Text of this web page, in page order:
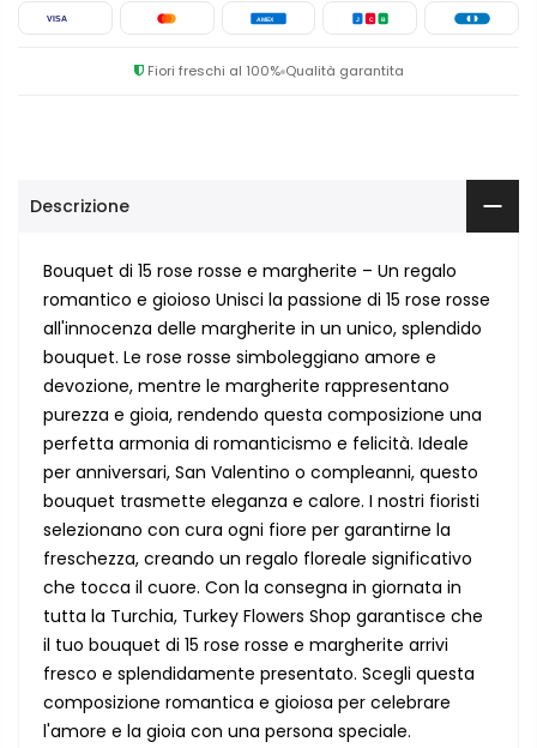
VISA AMEX J C B
Fiori freschi al 100% Qualità garantita
Descrizione
Bouquet di 15 rose rosse e margherite – Un regalo
romantico e gioioso Unisci la passione di 15 rose rosse
all'innocenza delle margherite in un unico, splendido
bouquet. Le rose rosse simboleggiano amore e
devozione, mentre le margherite rappresentano
purezza e gioia, rendendo questa composizione una
perfetta armonia di romanticismo e felicità. Ideale
per anniversari, San Valentino o compleanni, questo
bouquet trasmette eleganza e calore. I nostri fioristi
selezionano con cura ogni fiore per garantirne la
freschezza, creando un regalo floreale significativo
che tocca il cuore. Con la consegna in giornata in
tutta la Turchia, Turkey Flowers Shop garantisce che
il tuo bouquet di 15 rose rosse e margherite arrivi
fresco e splendidamente presentato. Scegli questa
composizione romantica e gioiosa per celebrare
l'amore e la gioia con una persona speciale.